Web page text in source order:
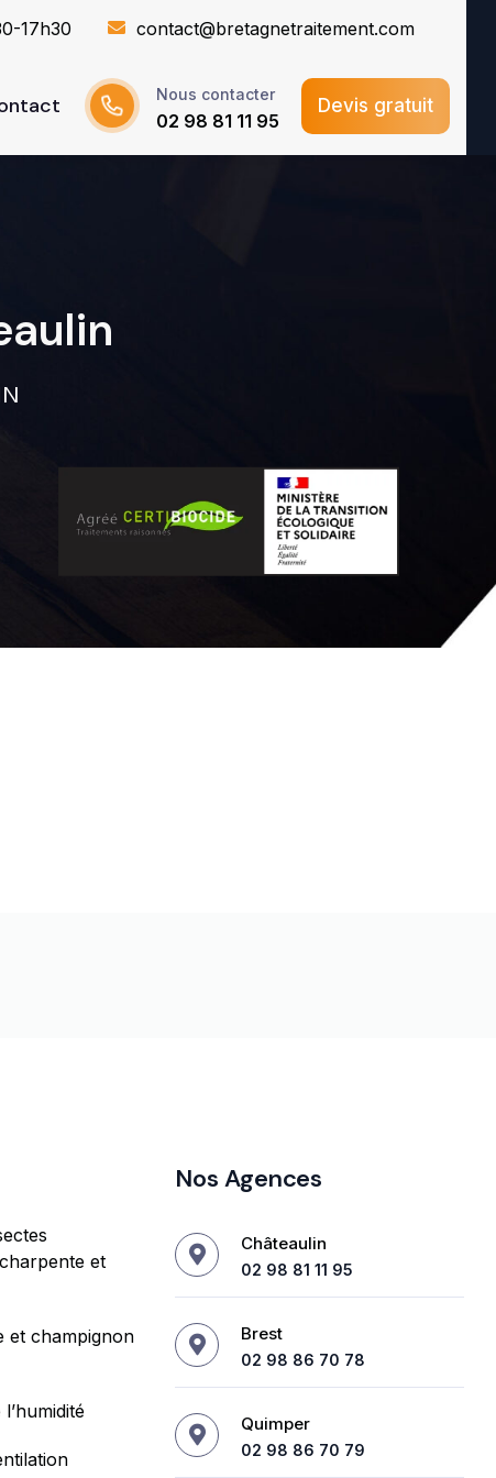
17h30 contact@bretagnetraitement.com
Nous contacter
02 98 81 11 95
Devis gratuit
et
et champignon
Nos Agences
Châteaulin
02 98 81 11 95
Brest
02 98 86 70 78
Quimper
02 98 86 70 79